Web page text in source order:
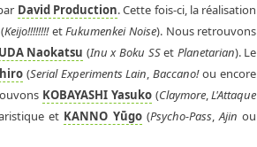
David Production. Cette fois-ci, la réalisation
(Keijo!!!!!!!!etFukumenkei Noise). Nous retrouvons
Naokatsu (Inu x Boku SSet Planetarian). Le
(Serial Experiments Lain,Baccano!ou encore
KOBAYASHI Yasuko(Claymore,L'Attaque
et KANNO Yūgo(Psycho-Pass,Ajinou